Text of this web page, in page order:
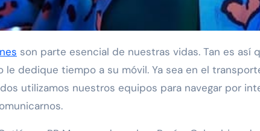
son parte esencial de nuestras vidas. Tan es así
le dedique tiempo a su móvil. Ya sea en el
utilizamos nuestros equipos para navegar por